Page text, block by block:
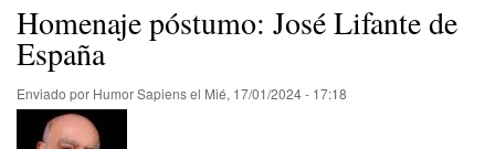
Homenaje póstumo: José Lifante de
España
Enviado por Humor Sapiensel Mié, 17/01/2024 - 17:18